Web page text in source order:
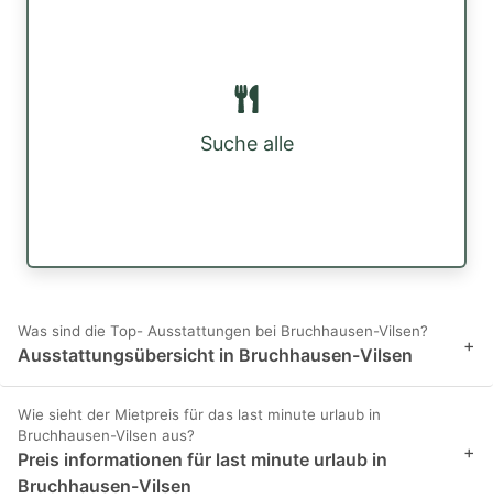
Suche alle
Was sind die Top- Ausstattungen bei Bruchhausen-Vilsen?
Ausstattungsübersicht in Bruchhausen-Vilsen +
Wie sieht der Mietpreis für das last minute urlaub in
Bruchhausen-Vilsen aus?
Preis informationen für last minute urlaub in
Bruchhausen-Vilsen
+